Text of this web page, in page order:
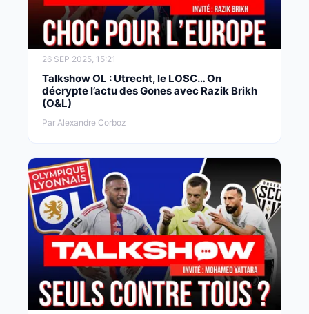
26 SEP 2025, 15:21
Talkshow OL : Utrecht, le LOSC… On
décrypte l’actu des Gones avec Razik Brikh
(O&L)
Par Alexandre Corboz